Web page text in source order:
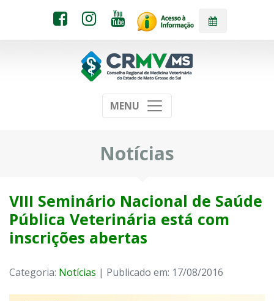
MENU
Notícias
VIII Seminário Nacional de Saúde
Pública Veterinária está com
inscrições abertas
Categoria: Notícias | Publicado em: 17/08/2016